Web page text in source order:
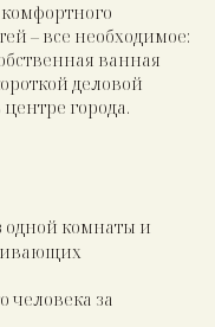
– все необходимое:
ванная
деловой
города.
одной комнаты и
человека за